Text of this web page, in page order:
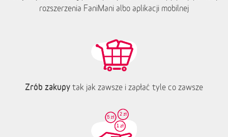
rozszerzenia FaniMani albo aplikacji mobilnej
Zrób zakupy tak jak zawsze i zapłać tyle co zawsze